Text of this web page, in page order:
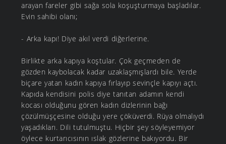
arayan fareler gibi sağa sola koşuşturmaya başladılar.
Evin sahibi olanı;
- Arka kapı! Diye akıl verdi diğerlerine.
Birlikte arka kapıya koştular. Çok geçmeden de
gözden kaybolacak kadar uzaklaşmışlardı bile. Yerde
biçare yatan kadın kapıya fırlayıp sevinçle kapıyı açtı.
Kapıda kendisini polis diye tanıtan adamın kendi
kocası olduğunu gören kadın dizlerinin bağı
çözülmüşçesine olduğu yere çöküverdi. Rüya olmalıydı
yaşadıkları. Dili tutulmuştu. Hiçbir şey söyleyemiyor
öylece kurtarıcısının ıslak gözlerine bakıyordu. Bir